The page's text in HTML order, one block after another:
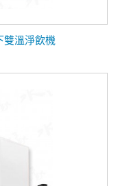
雙溫淨飲機